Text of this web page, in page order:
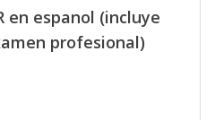
en espanol (incluye
profesional)